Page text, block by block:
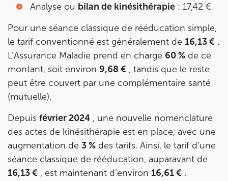
Analyse ou bilan de kinésithérapie : 17,42 €
Pour une séance classique de rééducation simple,
le tarif conventionné est généralement de 16,13 € .
L’Assurance Maladie prend en charge 60 % de ce
montant, soit environ 9,68 € , tandis que le reste
peut être couvert par une complémentaire santé
(mutuelle).
Depuis février 2024 , une nouvelle nomenclature
des actes de kinésithérapie est en place, avec une
augmentation de 3 % des tarifs. Ainsi, le tarif d’une
séance classique de rééducation, auparavant de
16,13 € , est maintenant d’environ 16,61 € .
KOSS PARIS 8
74 Bd Haussmann 75008 Paris
74 Bd Haussmann 75008 Paris
01 44 71 93 74
Prenez RDV sur
Prenez RDV sur
IK MORANGIS
85 Av. de Balzac 91420 Morangis
85 Av. de Balzac 91420 Morangis
01 64 48 35 84